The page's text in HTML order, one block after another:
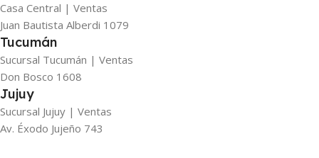
Casa Central | Ventas
Juan Bautista Alberdi 1079
Tucumán
Sucursal Tucumán | Ventas
Don Bosco 1608
Jujuy
Sucursal Jujuy | Ventas
Av. Éxodo Jujeño 743